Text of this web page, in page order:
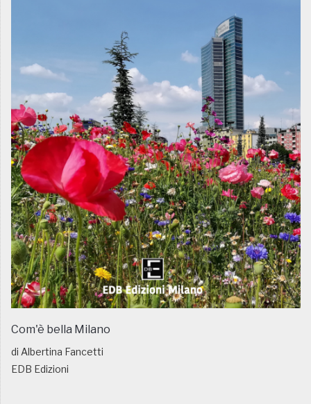
Com'è bella Milano
di Albertina Fancetti
EDB Edizioni